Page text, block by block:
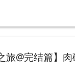
旅@完结篇】